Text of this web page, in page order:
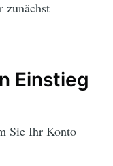
zunächst
Einstieg
Sie Ihr Konto